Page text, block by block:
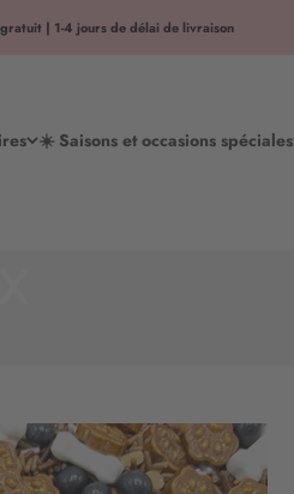
| 1-4 jours de délai de livraison
☀️ Saisons et occasions spéciales